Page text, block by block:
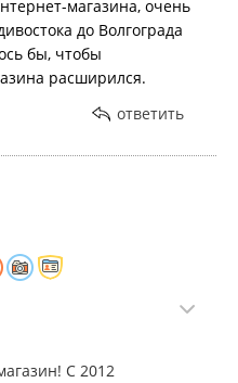
магазина, очень
до Волгограда
бы, чтобы
расширился.
ответить
С 2012